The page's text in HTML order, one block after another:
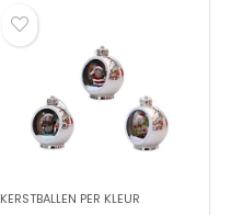
KERSTBALLEN PER KLEUR